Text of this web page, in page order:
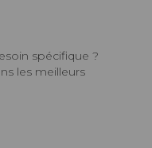
spécifique ?
les meilleurs